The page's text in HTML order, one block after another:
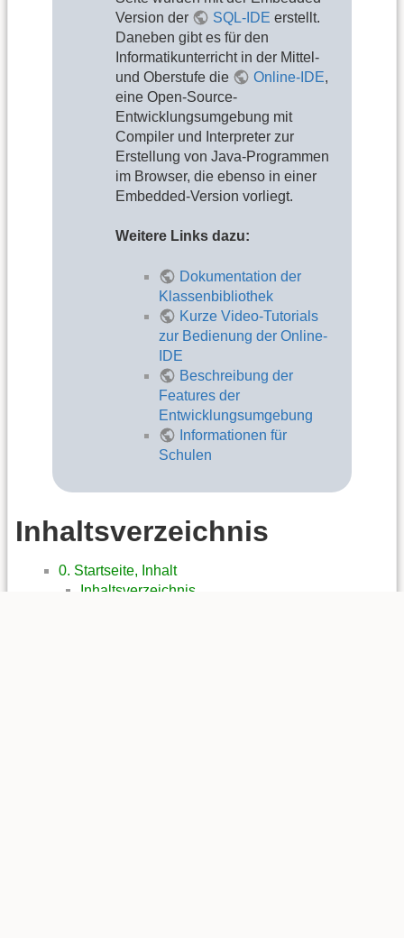
Version der
SQL-IDE erstellt.
Daneben gibt es für den
Informatikunterricht in der Mittel-
und Oberstufe die
Online-IDE,
eine Open-Source-
Entwicklungsumgebung mit
Compiler und Interpreter zur
Erstellung von Java-Programmen
im Browser, die ebenso in einer
Embedded-Version vorliegt.
Weitere Links dazu:
Dokumentation der
Klassenbibliothek
Kurze Video-Tutorials
zur Bedienung der Online-
IDE
Beschreibung der
Features der
Entwicklungsumgebung
Informationen für
Schulen
Inhaltsverzeichnis
0. Startseite, Inhalt
Inhaltsverzeichnis